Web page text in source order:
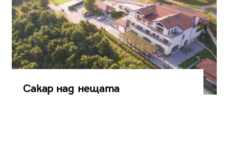
Сакар над нещата